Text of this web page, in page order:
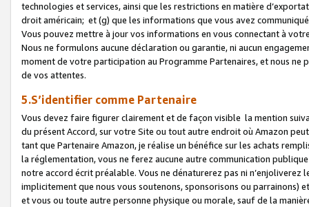
technologies et services, ainsi que les restrictions en matière
droit américain; et (g) que les informations que vous avez
Vous pouvez mettre à jour vos informations en vous connectant à
Nous ne formulons aucune déclaration ou garantie, ni aucun
moment de votre participation au Programme Partenaires, et nous
de vos attentes.
5.S’identifier comme Partenaire
Vous devez faire figurer clairement et de façon visible la mention
du présent Accord, sur votre Site ou tout autre endroit où Amazon
tant que Partenaire Amazon, je réalise un bénéfice sur les achats
la réglementation, vous ne ferez aucune autre communication
notre accord écrit préalable. Vous ne dénaturerez pas ni
implicitement que nous vous soutenons, sponsorisons ou parrainons)
et vous ou toute autre personne physique ou morale, sauf de la